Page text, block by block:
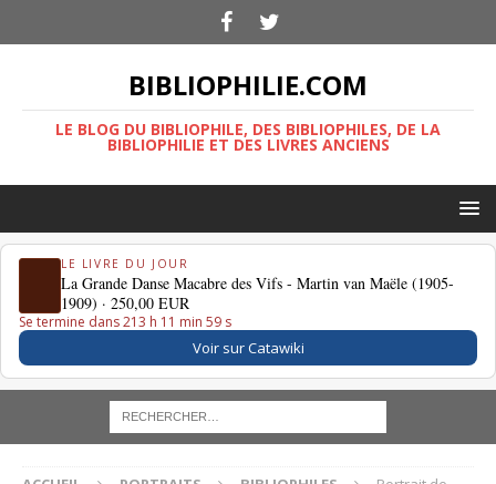
BIBLIOPHILIE.COM
LE BLOG DU BIBLIOPHILE, DES BIBLIOPHILES, DE LA
BIBLIOPHILIE ET DES LIVRES ANCIENS
LE LIVRE DU JOUR
La Grande Danse Macabre des Vifs - Martin van Maële (1905-
1909) · 250,00 EUR
Se termine dans 213 h 11 min 58 s
Voir sur Catawiki